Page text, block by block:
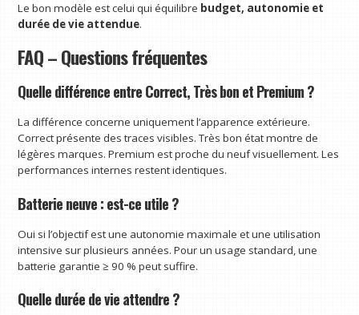
Le bon modèle est celui qui équilibre budget, autonomie et
durée de vie attendue.
FAQ – Questions fréquentes
Quelle différence entre Correct, Très bon et Premium ?
La différence concerne uniquement l’apparence extérieure.
Correct présente des traces visibles. Très bon état montre de
légères marques. Premium est proche du neuf visuellement. Les
performances internes restent identiques.
Batterie neuve : est-ce utile ?
Oui si l’objectif est une autonomie maximale et une utilisation
intensive sur plusieurs années. Pour un usage standard, une
batterie garantie ≥ 90 % peut suffire.
Quelle durée de vie attendre ?